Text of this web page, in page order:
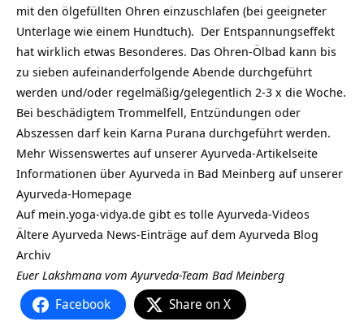
mit den ölgefüllten Ohren einzuschlafen (bei geeigneter
Unterlage wie einem Hundtuch). Der Entspannungseffekt
hat wirklich etwas Besonderes. Das Ohren-Ölbad kann bis
zu sieben aufeinanderfolgende Abende durchgeführt
werden und/oder regelmäßig/gelegentlich 2-3 x die Woche.
Bei beschädigtem Trommelfell, Entzündungen oder
Abszessen darf kein Karna Purana durchgeführt werden.
Mehr Wissenswertes auf unserer Ayurveda-Artikelseite
Informationen über Ayurveda in Bad Meinberg auf unserer
Ayurveda-Homepage
Auf mein.yoga-vidya.de gibt es tolle Ayurveda-Videos
Ältere Ayurveda News-Einträge auf dem Ayurveda Blog
Archiv
Euer Lakshmana vom Ayurveda-Team Bad Meinberg
Facebook Share on X